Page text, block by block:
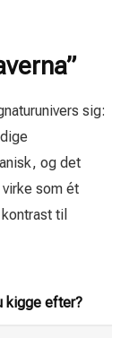
sig:
og det
som ét
til
kigge efter?